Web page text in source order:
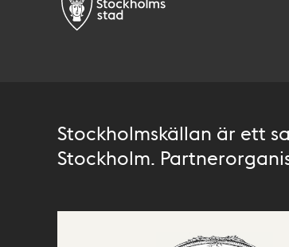
Stockholmskällan är ett
Stockholm.